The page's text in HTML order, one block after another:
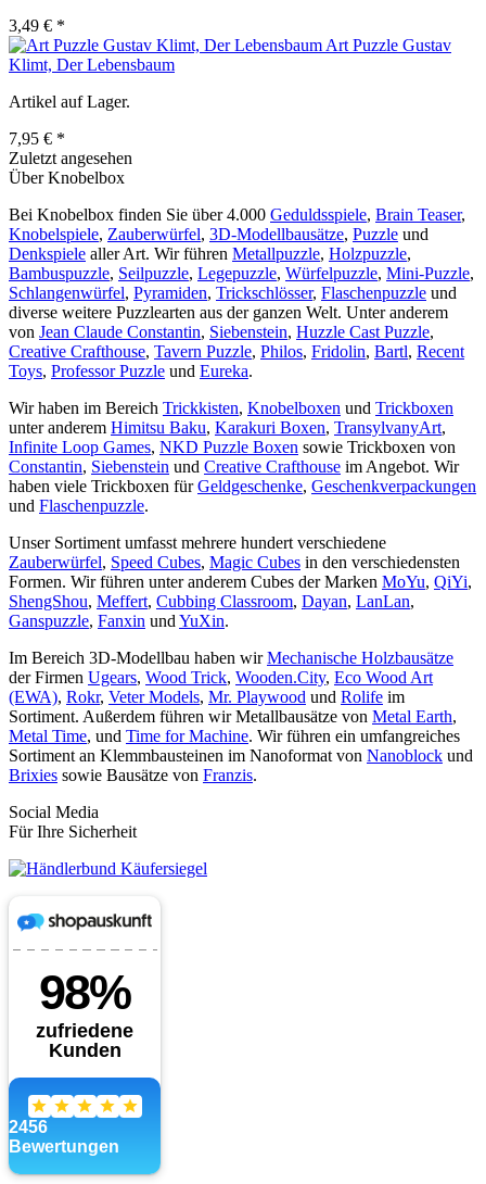
3,49 € *
Art Puzzle Gustav
Klimt, Der Lebensbaum
Artikel auf Lager.
7,95 € *
Zuletzt angesehen
Über Knobelbox
Bei Knobelbox finden Sie über 4.000 Geduldsspiele, Brain Teaser,
Knobelspiele, Zauberwürfel, 3D-Modellbausätze, Puzzle und
Denkspiele aller Art. Wir führen Metallpuzzle, Holzpuzzle,
Bambuspuzzle, Seilpuzzle, Legepuzzle, Würfelpuzzle, Mini-Puzzle,
Schlangenwürfel, Pyramiden, Trickschlösser, Flaschenpuzzle und
diverse weitere Puzzlearten aus der ganzen Welt. Unter anderem
von Jean Claude Constantin, Siebenstein, Huzzle Cast Puzzle,
Creative Crafthouse, Tavern Puzzle, Philos, Fridolin, Bartl, Recent
Toys, Professor Puzzle und Eureka.
Wir haben im Bereich Trickkisten, Knobelboxen und Trickboxen
unter anderem Himitsu Baku, Karakuri Boxen, TransylvanyArt,
Infinite Loop Games, NKD Puzzle Boxen sowie Trickboxen von
Constantin, Siebenstein und Creative Crafthouse im Angebot. Wir
haben viele Trickboxen fürGeldgeschenke, Geschenkverpackungen
und Flaschenpuzzle.
Unser Sortiment umfasst mehrere hundert verschiedene
Zauberwürfel, Speed Cubes, Magic Cubes in den verschiedensten
Formen. Wir führen unter anderem Cubes der Marken MoYu, QiYi,
ShengShou, Meffert, Cubbing Classroom, Dayan, LanLan,
Ganspuzzle, Fanxin und YuXin.
Im Bereich 3D-Modellbau haben wirMechanische Holzbausätze
der Firmen Ugears, Wood Trick, Wooden.City, Eco Wood Art
(EWA), Rokr, Veter Models, Mr. Playwood und Rolife im
Sortiment. Außerdem führen wir Metallbausätze von Metal Earth,
Metal Time, und Time for Machine. Wir führen ein umfangreiches
Sortiment an Klemmbausteinen im Nanoformat von Nanoblock und
Brixies sowie Bausätze von Franzis.
Social Media
Für Ihre Sicherheit